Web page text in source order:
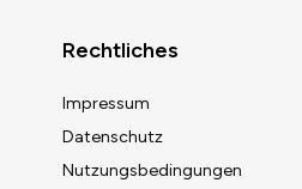
Rechtliches
Impressum
Datenschutz
Nutzungsbedingungen